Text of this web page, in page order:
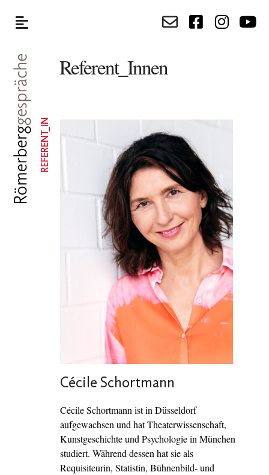
Referent_Innen
REFERENT_IN
Cécile Schortmann
Cécile Schortmann ist in Düsseldorf
aufgewachsen und hat Theaterwissenschaft,
Kunstgeschichte und Psychologie in München
studiert. Während dessen hat sie als
Requisiteurin, Statistin, Bühnenbild- und